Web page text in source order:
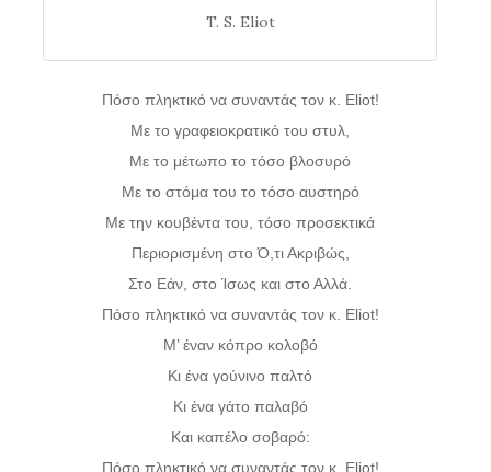
T. S. Eliot
Πόσο πληκτικό να συναντάς τον κ. Eliot!
Με το γραφειοκρατικό του στυλ,
Με το μέτωπο το τόσο βλοσυρό
Με το στόμα του το τόσο αυστηρό
Με την κουβέντα του, τόσο προσεκτικά
Περιορισμένη στο Ό,τι Ακριβώς,
Στο Εάν, στο Ίσως και στο Αλλά.
Πόσο πληκτικό να συναντάς τον κ. Eliot!
Μ’ έναν κόπρο κολοβό
Κι ένα γούνινο παλτό
Κι ένα γάτο παλαβό
Και καπέλο σοβαρό:
Πόσο πληκτικό να συναντάς τον κ. Eliot!